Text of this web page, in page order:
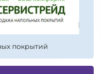
покрытий